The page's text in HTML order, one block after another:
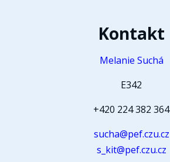
Kontakt
Melanie Suchá
E342
+420 224 382 364
sucha@pef.czu.cz
s_kit@pef.czu.cz